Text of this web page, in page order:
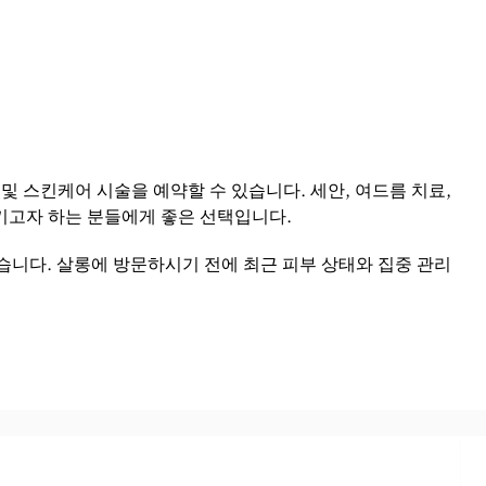
스킨케어 시술을 예약할 수 있습니다. 세안, 여드름 치료,
자 하는 분들에게 좋은 선택입니다.
다. 살롱에 방문하시기 전에 최근 피부 상태와 집중 관리